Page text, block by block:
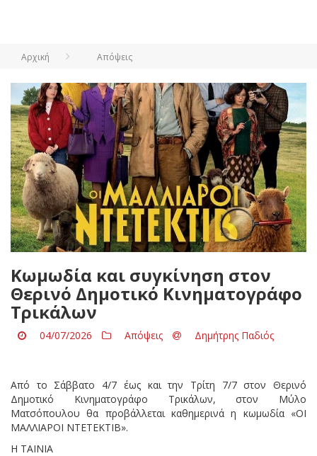
Αρχική Απόψεις
Κωμωδία και συγκίνηση στον
Θερινό Δημοτικό Κινηματογράφο
Τρικάλων
04/07/2026 Απόψεις Δημήτρης Παδιός
Από το Σάββατο 4/7 έως και την Τρίτη 7/7 στον Θερινό
Δημοτικό Κινηματογράφο Τρικάλων, στον Μύλο
Ματσόπουλου θα προβάλλεται καθημερινά η κωμωδία «ΟΙ
ΜΑΛΛΙΑΡΟΙ ΝΤΕΤΕΚΤΙΒ».
Η ΤΑΙΝΙΑ